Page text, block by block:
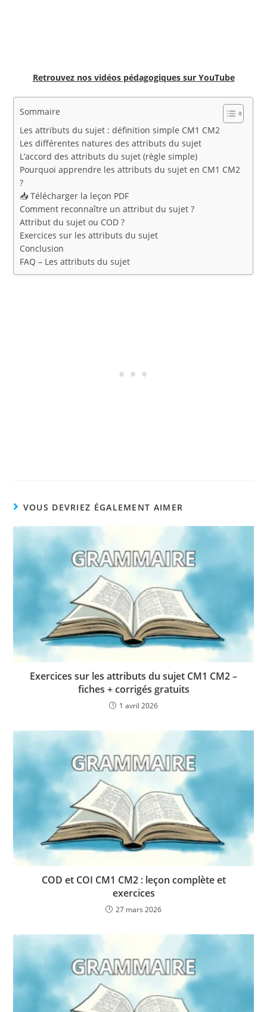
Retrouvez nos vidéos pédagogiques sur YouTube
Sommaire
Les attributs du sujet : définition simple CM1 CM2
Les différentes natures des attributs du sujet
L’accord des attributs du sujet (règle simple)
Pourquoi apprendre les attributs du sujet en CM1 CM2
?
📥 Télécharger la leçon PDF
Comment reconnaître un attribut du sujet ?
Attribut du sujet ou COD ?
Exercices sur les attributs du sujet
Conclusion
FAQ – Les attributs du sujet
VOUS DEVRIEZ ÉGALEMENT AIMER
Exercices sur les attributs du sujet CM1 CM2 –
fiches + corrigés gratuits
1 avril 2026
COD et COI CM1 CM2 : leçon complète et
exercices
27 mars 2026